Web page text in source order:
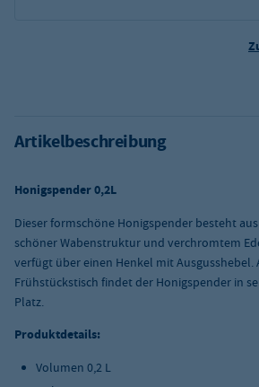
Artikelbeschreibung
Honigspender 0,2L
Dieser formschöne Honigspender besteht
schöner Wabenstruktur und verchromtem
verfügt über einen Henkel mit Ausgusshebel.
Frühstückstisch findet der Honigspender in
Platz.
Produktdetails:
Volumen 0,2 L